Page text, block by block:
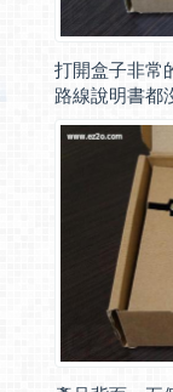
打開盒子非常
路線說明書都